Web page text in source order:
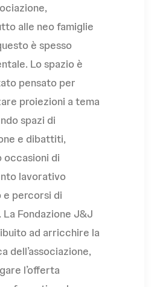
alle neo famiglie
è spesso
Lo spazio è
pensato per
proiezioni a tema
spazi di
e dibattiti,
occasioni di
lavorativo
percorsi di
Fondazione J&J
ad arricchire la
dell’associazione,
l’offerta